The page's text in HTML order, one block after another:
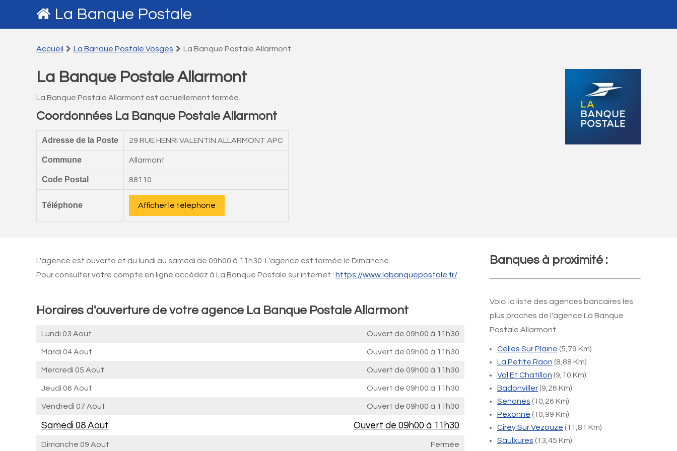
La Banque Postale
Accueil La Banque Postale Vosges La Banque Postale Allarmont
La Banque Postale Allarmont
La Banque Postale Allarmont est actuellement fermée.
Coordonnées La Banque Postale Allarmont
Adresse de la Poste 29 RUE HENRI VALENTIN ALLARMONT APC
Commune Allarmont
Code Postal 88110
Téléphone Afficher le téléphone
L'agence est ouverte et du lundi au samedi de 09h00 à 11h30. L'agence est fermée le Dimanche.
Pour consulter votre compte en ligne accédez à La Banque Postale sur internet : https://www.labanquepostale.fr/
Horaires d'ouverture de votre agence La Banque Postale Allarmont
Lundi 03 Aout Ouvert de 09h00 à 11h30
Mardi 04 Aout Ouvert de 09h00 à 11h30
Mercredi 05 Aout Ouvert de 09h00 à 11h30
Jeudi 06 Aout Ouvert de 09h00 à 11h30
Vendredi 07 Aout Ouvert de 09h00 à 11h30
Samedi 08 Aout Ouvert de 09h00 à 11h30
Dimanche 09 Aout Fermée
Banques à proximité :
Voici la liste des agences bancaires les
plus proches de l'agence La Banque
Postale Allarmont
Celles Sur Plaine (5,79 Km)
La Petite Raon (8,88 Km)
Val Et Chatillon (9,10 Km)
Badonviller(9,26 Km)
Senones (10,26 Km)
Pexonne (10,99 Km)
Cirey Sur Vezouze (11,81 Km)
Saulxures (13,45 Km)